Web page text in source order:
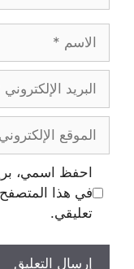
الاسم
البريد
الإلكتروني
الموقع
الإلكتروني
احفظ اسمي،
في هذا المتصفح
تعليقي.